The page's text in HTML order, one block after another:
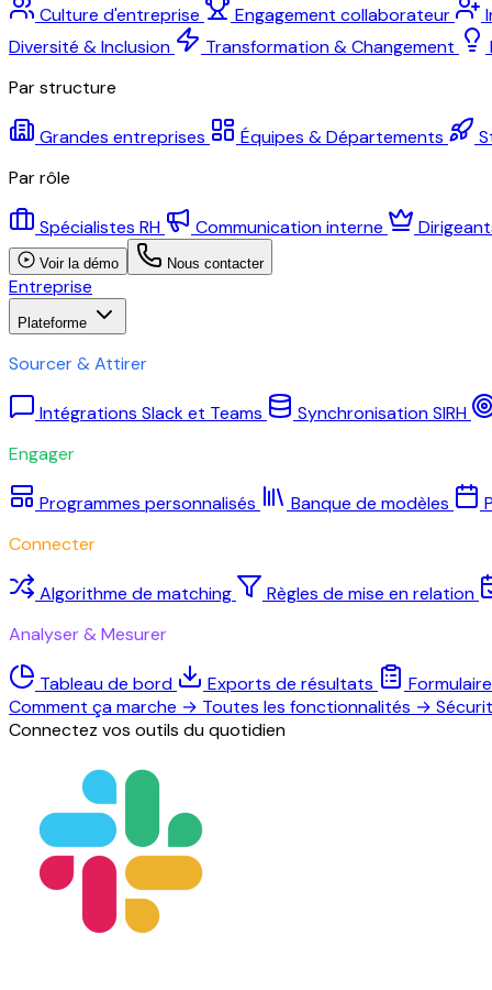
Culture d'entreprise Engagement collaborateur
Diversité & Inclusion
Transformation & Changement
Par structure
Grandes entreprises Équipes & Départements
Par rôle
Spécialistes RH Communication interne
Voir la démo Nous contacter
Entreprise
Plateforme
Sourcer & Attirer
Intégrations Slack et Teams
Synchronisation SIRH
Engager
Programmes personnalisés Banque de modèles
Connecter
Algorithme de matching
Règles de mise en relation
Analyser & Mesurer
Tableau de bord Exports de résultats
Comment ça marche → Toutes les fonctionnalités →
Connectez vos outils du quotidien